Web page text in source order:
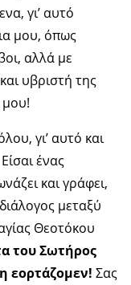
γι’ αυτό
μου, όπως
αλλά με
υβριστή της
μου!
γι’ αυτό και
ένας
και γράφει,
μεταξύ
Θεοτόκου
του Σωτήρος
εορτάζομεν! Σας